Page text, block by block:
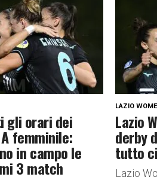
gli orari dei
femminile:
in campo le
3 match
LAZIO
Lazio
derby
tutto
Lazio